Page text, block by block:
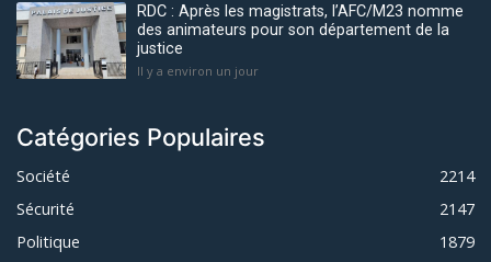
RDC : Après les magistrats, l’AFC/M23 nomme
des animateurs pour son département de la
justice
Il y a environ un jour
Catégories Populaires
Société
2214
Sécurité
2147
Politique
1879